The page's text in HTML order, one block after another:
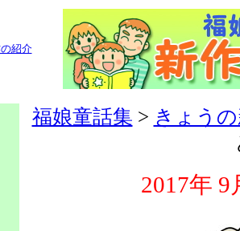
紹介
福娘童話集 > きょう
2017年